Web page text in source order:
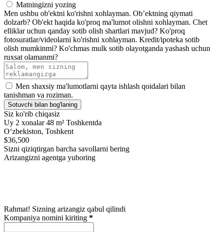
Matningizni yozing
Men ushbu ob'ektni ko'rishni xohlayman. Ob’ektning qiymati
dolzarb? Ob'ekt haqida ko'proq ma'lumot olishni xohlayman. Chet
elliklar uchun qanday sotib olish shartlari mavjud? Ko'proq
fotosuratlar/videolarni ko'rishni xohlayman. Kredit/ipoteka sotib
olish mumkinmi? Ko'chmas mulk sotib olayotganda yashash uchun
ruxsat olamanmi?
Men shaxsiy ma'lumotlarni qayta ishlash qoidalari bilan
tanishman va roziman.
Sotuvchi bilan bog'laning
Siz ko'rib chiqasiz
Uy 2 xonalar 48 m² Toshkentda
Oʻzbekiston, Toshkent
$36,500
Sizni qiziqtirgan barcha savollarni bering
Arizangizni agentga yuboring
Rahmat! Sizning arizangiz qabul qilindi
Kompaniya nomini kiriting *